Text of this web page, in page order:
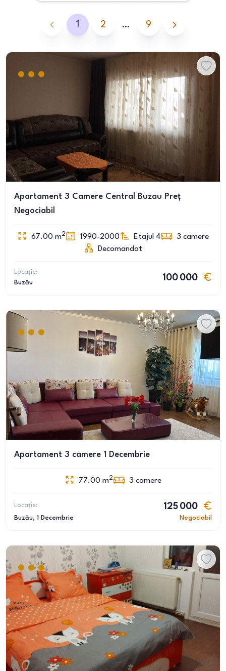
1 2 … 9
Apartament 3 Camere Central Buzau Preț
Negociabil
67.00 m2 1990-2000 Etajul 4 3 camere
Decomandat
Locație:
Buzău
100 000
Apartament 3 camere 1 Decembrie
77.00 m2 3 camere
Locație:
Buzău, 1 Decembrie
125 000
Negociabil